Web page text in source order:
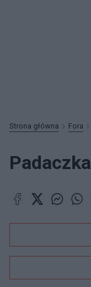
Strona główna Fora
Padaczka